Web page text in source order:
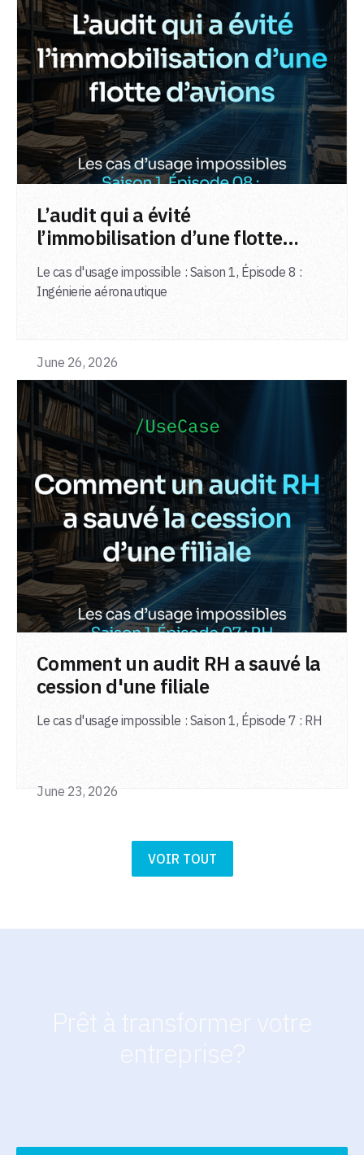
VOIR TOUT
L’audit qui a évité
l’immobilisation d’une flotte
d’avions
Le cas d'usage impossible : Saison 1, Épisode 8 :
Ingénierie aéronautique
June 26, 2026
Comment un audit RH a sauvé la
cession d'une filiale
Le cas d'usage impossible : Saison 1, Épisode 7 : RH
June 23, 2026